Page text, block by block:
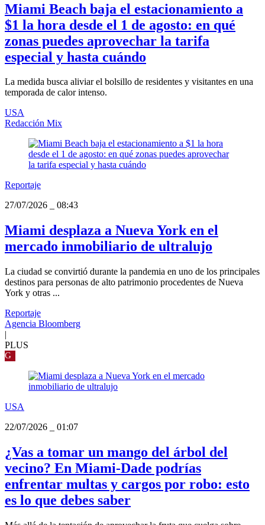
Miami Beach baja el estacionamiento a
$1 la hora desde el 1 de agosto: en qué
zonas puedes aprovechar la tarifa
especial y hasta cuándo
La medida busca aliviar el bolsillo de residentes y visitantes en una
temporada de calor intenso.
USA
Redacción Mix
Reportaje
27/07/2026
08:43
Miami desplaza a Nueva York en el
mercado inmobiliario de ultralujo
La ciudad se convirtió durante la pandemia en uno de los principales
destinos para personas de alto patrimonio procedentes de Nueva
York y otras ...
Reportaje
Agencia Bloomberg
|
PLUS
G
USA
22/07/2026
01:07
¿Vas a tomar un mango del árbol del
vecino? En Miami‑Dade podrías
enfrentar multas y cargos por robo: esto
es lo que debes saber